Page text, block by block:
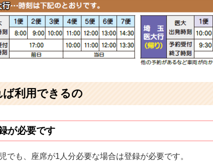
ば利用できるの
が必要です
でも、座席が1人分必要な場合は登録が必要です。